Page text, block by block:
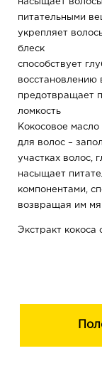
насыщает
питательными
укрепляет
блеск
способствует
восстановлению
предотвращает
ломкость
Кокосовое
для волос –
участках волос,
насыщает
компонентами,
возвращая им
Экстракт
Аллантоин